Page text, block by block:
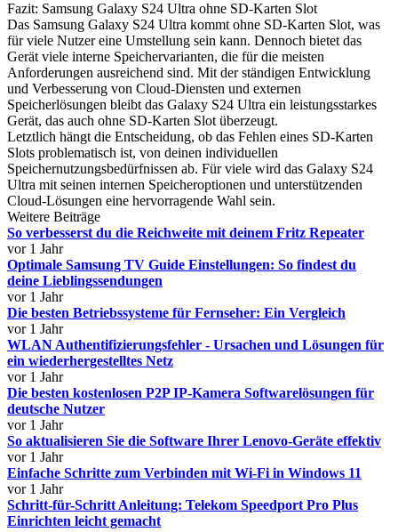
Fazit: Samsung Galaxy S24 Ultra ohne SD-Karten Slot
Das Samsung Galaxy S24 Ultra kommt ohne SD-Karten Slot, was
für viele Nutzer eine Umstellung sein kann. Dennoch bietet das
Gerät viele interne Speichervarianten, die für die meisten
Anforderungen ausreichend sind. Mit der ständigen Entwicklung
und Verbesserung von Cloud-Diensten und externen
Speicherlösungen bleibt das Galaxy S24 Ultra ein leistungsstarkes
Gerät, das auch ohne SD-Karten Slot überzeugt.
Letztlich hängt die Entscheidung, ob das Fehlen eines SD-Karten
Slots problematisch ist, von deinen individuellen
Speichernutzungsbedürfnissen ab. Für viele wird das Galaxy S24
Ultra mit seinen internen Speicheroptionen und unterstützenden
Cloud-Lösungen eine hervorragende Wahl sein.
Weitere Beiträge
So verbesserst du die Reichweite mit deinem Fritz Repeater
vor 1 Jahr
Optimale Samsung TV Guide Einstellungen: So findest du
deine Lieblingssendungen
vor 1 Jahr
Die besten Betriebssysteme für Fernseher: Ein Vergleich
vor 1 Jahr
WLAN Authentifizierungsfehler - Ursachen und Lösungen für
ein wiederhergestelltes Netz
vor 1 Jahr
Die besten kostenlosen P2P IP-Kamera Softwarelösungen für
deutsche Nutzer
vor 1 Jahr
So aktualisieren Sie die Software Ihrer Lenovo-Geräte effektiv
vor 1 Jahr
Einfache Schritte zum Verbinden mit Wi-Fi in Windows 11
vor 1 Jahr
Schritt-für-Schritt Anleitung: Telekom Speedport Pro Plus
Einrichten leicht gemacht